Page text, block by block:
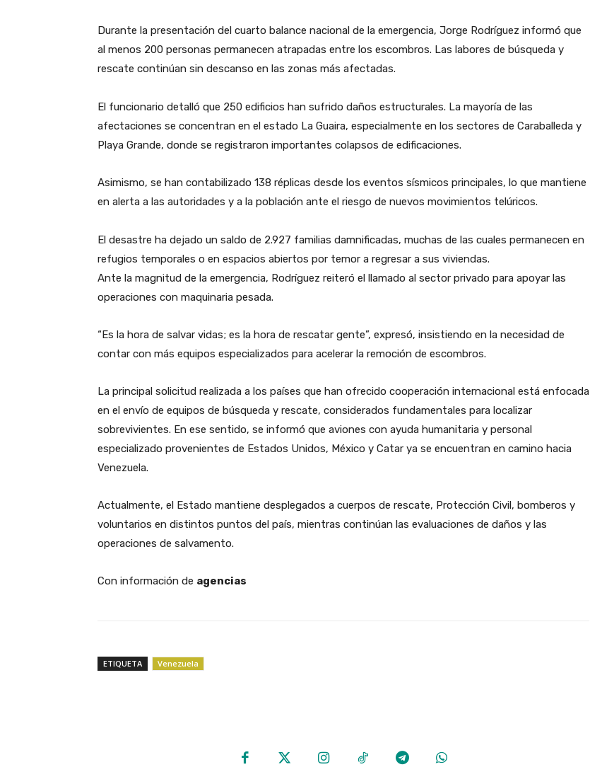
​Durante la presentación del cuarto balance nacional de la emergencia, Jorge Rodríguez informó que
al menos 200 personas permanecen atrapadas entre los escombros. Las labores de búsqueda y
rescate continúan sin descanso en las zonas más afectadas.
​El funcionario detalló que 250 edificios han sufrido daños estructurales. La mayoría de las
afectaciones se concentran en el estado La Guaira, especialmente en los sectores de Caraballeda y
Playa Grande, donde se registraron importantes colapsos de edificaciones.
​Asimismo, se han contabilizado 138 réplicas desde los eventos sísmicos principales, lo que mantiene
en alerta a las autoridades y a la población ante el riesgo de nuevos movimientos telúricos.
​El desastre ha dejado un saldo de 2.927 familias damnificadas, muchas de las cuales permanecen en
refugios temporales o en espacios abiertos por temor a regresar a sus viviendas.
​Ante la magnitud de la emergencia, Rodríguez reiteró el llamado al sector privado para apoyar las
operaciones con maquinaria pesada.
​“Es la hora de salvar vidas; es la hora de rescatar gente”, expresó, insistiendo en la necesidad de
contar con más equipos especializados para acelerar la remoción de escombros.
​La principal solicitud realizada a los países que han ofrecido cooperación internacional está enfocada
en el envío de equipos de búsqueda y rescate, considerados fundamentales para localizar
sobrevivientes. En ese sentido, se informó que aviones con ayuda humanitaria y personal
especializado provenientes de Estados Unidos, México y Catar ya se encuentran en camino hacia
Venezuela.
​Actualmente, el Estado mantiene desplegados a cuerpos de rescate, Protección Civil, bomberos y
voluntarios en distintos puntos del país, mientras continúan las evaluaciones de daños y las
operaciones de salvamento.
Con información de agencias
ETIQUETA Venezuela